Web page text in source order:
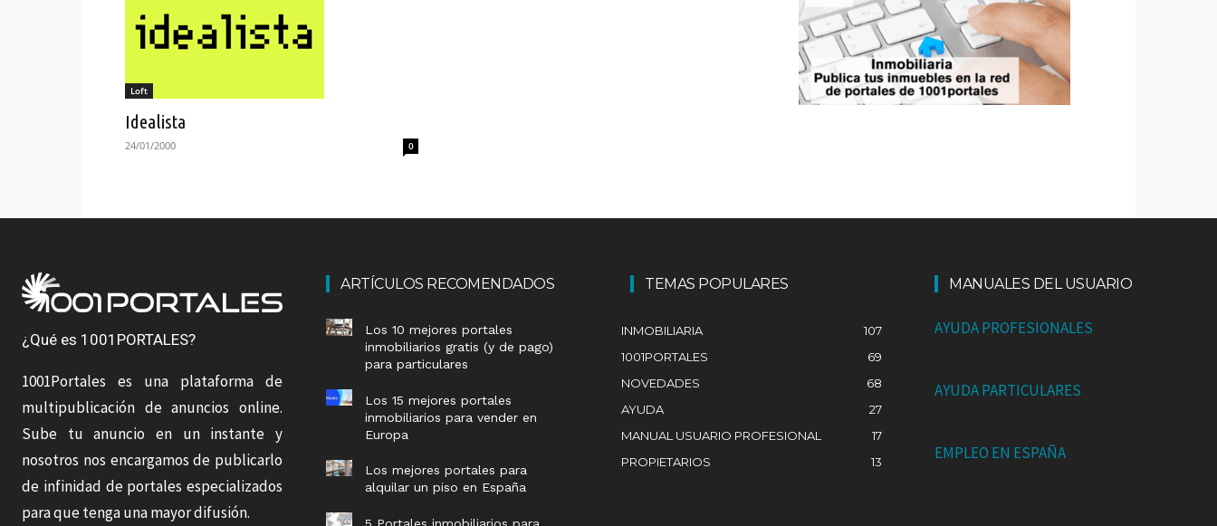
Loft
Idealista
24/01/2000 0
¿Qué es 1001PORTALES?
1001Portales es una plataforma de
multipublicación de anuncios online.
Sube tu anuncio en un instante y
nosotros nos encargamos de publicarlo
de infinidad de portales especializados
para que tenga una mayor difusión.
ARTÍCULOS RECOMENDADOS
Los 10 mejores portales
inmobiliarios gratis (y de pago)
para particulares
Los 15 mejores portales
inmobiliarios para vender en
Europa
Los mejores portales para
alquilar un piso en España
TEMAS POPULARES
INMOBILIARIA
107
1001PORTALES
69
NOVEDADES
68
AYUDA
27
MANUAL USUARIO PROFESIONAL
17
PROPIETARIOS
13
MANUALES DEL USUARIO
AYUDA PROFESIONALES
AYUDA PARTICULARES
EMPLEO EN ESPAÑA